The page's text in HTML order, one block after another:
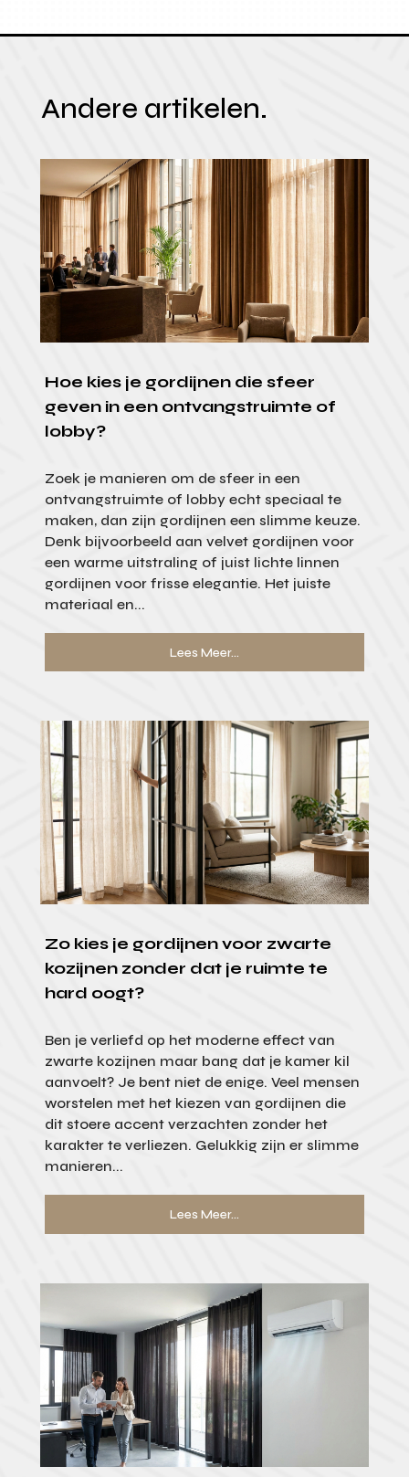
Andere artikelen.
Hoe kies je gordijnen die sfeer
geven in een ontvangstruimte of
lobby?
Zoek je manieren om de sfeer in een
ontvangstruimte of lobby echt speciaal te
maken, dan zijn gordijnen een slimme keuze.
Denk bijvoorbeeld aan velvet gordijnen voor
een warme uitstraling of juist lichte linnen
gordijnen voor frisse elegantie. Het juiste
materiaal en...
Lees Meer...
Zo kies je gordijnen voor zwarte
kozijnen zonder dat je ruimte te
hard oogt?
Ben je verliefd op het moderne effect van
zwarte kozijnen maar bang dat je kamer kil
aanvoelt? Je bent niet de enige. Veel mensen
worstelen met het kiezen van gordijnen die
dit stoere accent verzachten zonder het
karakter te verliezen. Gelukkig zijn er slimme
manieren...
Lees Meer...